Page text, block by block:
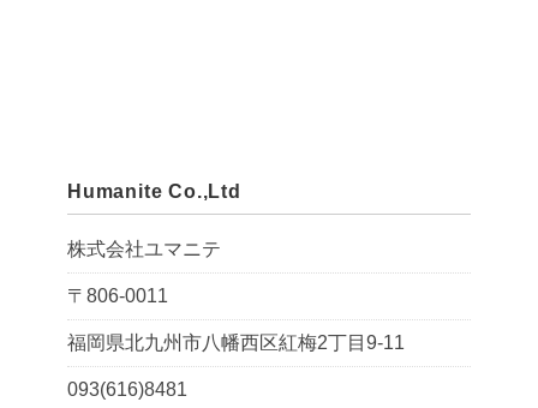
Humanite Co.,Ltd
株式会社ユマニテ
〒806-0011
福岡県北九州市八幡西区紅梅2丁目9-11
093(616)8481